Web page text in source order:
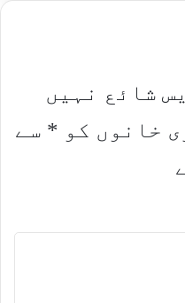
شائع نہیں
خانوں کو * سے